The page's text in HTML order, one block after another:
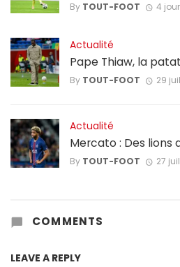
By TOUT-FOOT 4
Actualité
Pape Thiaw, la
By TOUT-FOOT 29
Actualité
Mercato : Des lions
By TOUT-FOOT 27
COMMENTS
LEAVE A REPLY